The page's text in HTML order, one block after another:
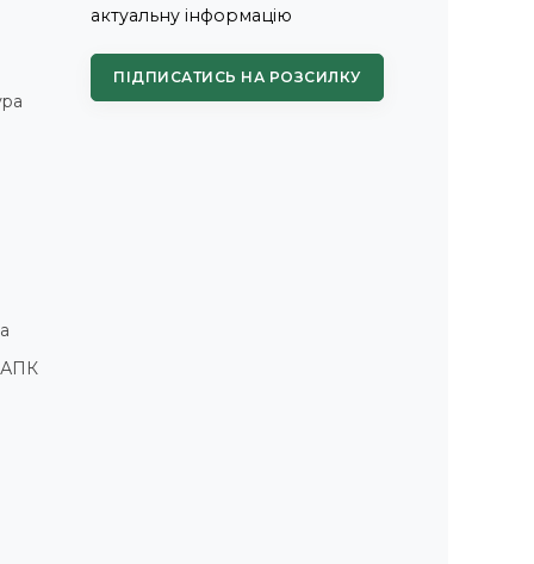
АПК
актуальну інформацію
ПІДПИСАТИСЬ НА РОЗСИЛКУ